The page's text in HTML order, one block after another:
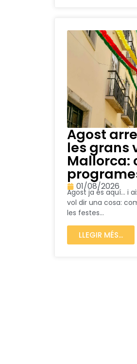
Agost
les grans
Mallorca:
01/08/2026
Agost ja és aquí… i
vol dir una cosa:
les festes...
LLEGIR MÉS...